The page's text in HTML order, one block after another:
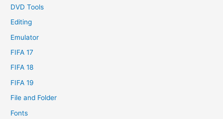
DVD Tools
Editing
Emulator
FIFA 17
FIFA 18
FIFA 19
File and Folder
Fonts